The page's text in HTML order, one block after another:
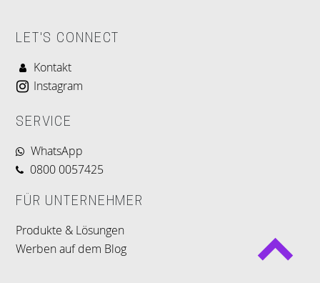
LET'S CONNECT
Kontakt
Instagram
SERVICE
WhatsApp
0800 0057425
FÜR UNTERNEHMER
Produkte & Lösungen
Werben auf dem Blog